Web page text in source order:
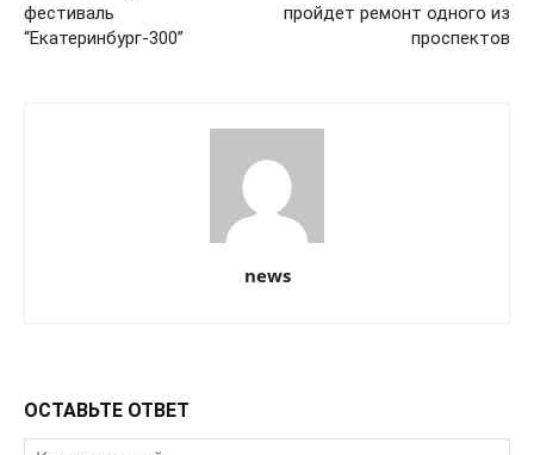
фестиваль
“Екатеринбург-300”
пройдет ремонт одного из
проспектов
news
ОСТАВЬТЕ ОТВЕТ